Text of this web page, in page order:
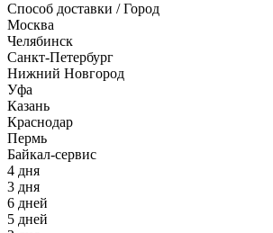
Способ доставки / Город
Москва
Челябинск
Санкт-Петербург
Нижний Новгород
Уфа
Казань
Краснодар
Пермь
Байкал-сервис
4 дня
3 дня
6 дней
5 дней